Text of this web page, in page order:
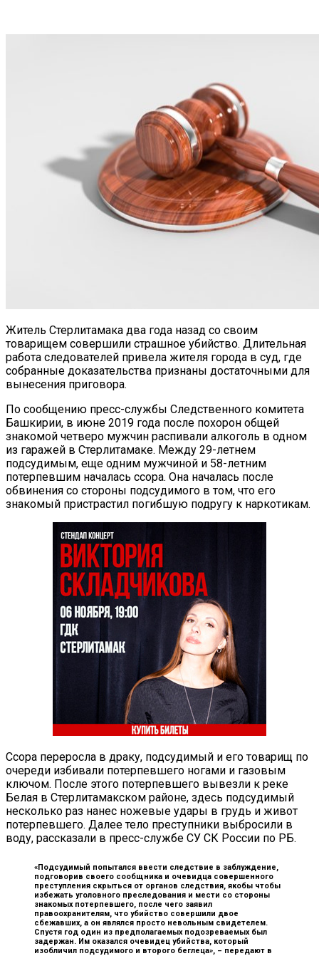
Житель Стерлитамака два года назад со своим
товарищем совершили страшное убийство. Длительная
работа следователей привела жителя города в суд, где
собранные доказательства признаны достаточными для
вынесения приговора.
По сообщению пресс-службы Следственного комитета
Башкирии, в июне 2019 года после похорон общей
знакомой четверо мужчин распивали алкоголь в одном
из гаражей в Стерлитамаке. Между 29-летнем
подсудимым, еще одним мужчиной и 58-летним
потерпевшим началась ссора. Она началась после
обвинения со стороны подсудимого в том, что его
знакомый пристрастил погибшую подругу к наркотикам.
Ссора переросла в драку, подсудимый и его товарищ по
очереди избивали потерпевшего ногами и газовым
ключом. После этого потерпевшего вывезли к реке
Белая в Стерлитамакском районе, здесь подсудимый
несколько раз нанес ножевые удары в грудь и живот
потерпевшего. Далее тело преступники выбросили в
воду, рассказали в пресс-службе СУ СК России по РБ.
«Подсудимый попытался ввести следствие в заблуждение,
подговорив своего сообщника и очевидца совершенного
преступления скрыться от органов следствия, якобы чтобы
избежать уголовного преследования и мести со стороны
знакомых потерпевшего, после чего заявил
правоохранителям, что убийство совершили двое
сбежавших, а он являлся просто невольным свидетелем.
Спустя год один из предполагаемых подозреваемых был
задержан. Им оказался очевидец убийства, который
изобличил подсудимого и второго беглеца», – передают в